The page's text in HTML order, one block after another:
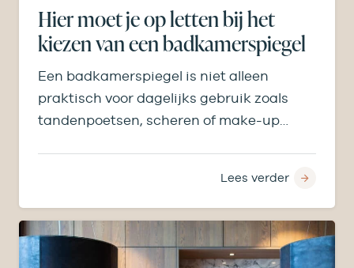
Hier moet je op letten bij het
kiezen van een badkamerspiegel
Een badkamerspiegel is niet alleen
praktisch voor dagelijks gebruik zoals
tandenpoetsen, scheren of make-up
Lees verder